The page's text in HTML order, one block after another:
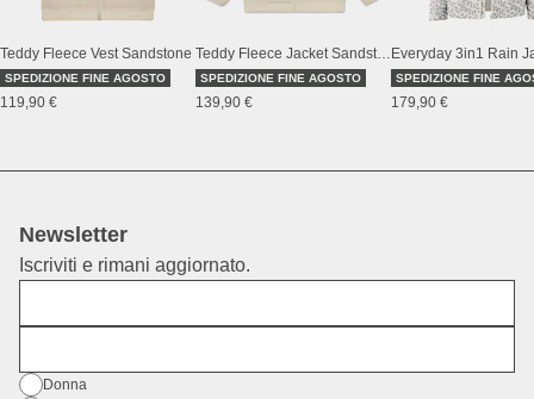
Teddy Fleece Vest Sandstone
SPEDIZIONE FINE AGOSTO
119,90 €
Teddy Fleece Jacket Sandstone
SPEDIZIONE FINE AGOSTO
139,90 €
SPEDIZIONE FINE
179,90 €
Newsletter
Iscriviti e rimani aggiornato.
Genere
Donna